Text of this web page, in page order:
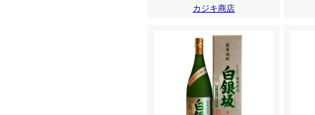
カジキ商店